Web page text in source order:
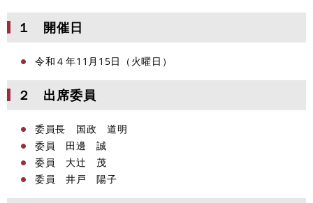
１ 開催日
令和４年11月15日（火曜日）
２ 出席委員
委員長 国政 道明
委員 田邊 誠
委員 大辻 茂
委員 井戸 陽子